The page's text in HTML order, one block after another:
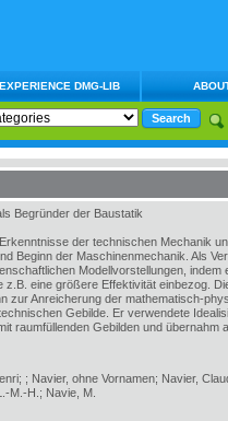
EXPERIENCE DMG-LIB
Begründer der Baustatik
der technischen Mechanik
Beginn der Maschinenmechanik. Als
Modellvorstellungen,
z.B. eine größere Effektivität einbezog.
zur Anreicherung der mathematisch-
Gebilde. Er verwendete
raumfüllenden Gebilden und übernahm
; Navier, ohne Vornamen; Navier,
M.-H.; Navie, M.